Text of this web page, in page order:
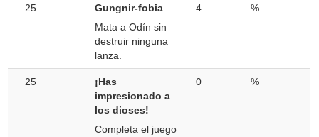
25
Gungnir-fobia
Mata a Odín sin
destruir ninguna
lanza.
4 %
25
¡Has
impresionado a
los dioses!
Completa el juego
0 %